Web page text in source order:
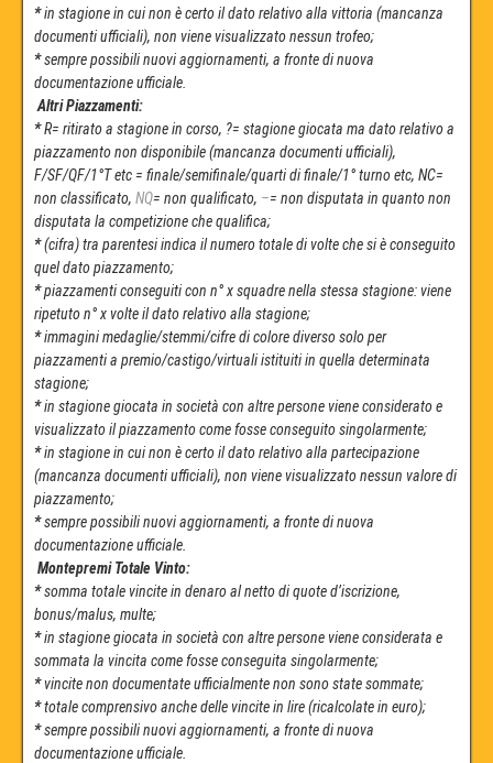
*in stagione in cui non è certo il dato relativo alla vittoria (mancanza
documenti ufficiali), non viene visualizzato nessun trofeo;
*sempre possibili nuovi aggiornamenti, a fronte di nuova
documentazione ufficiale.
Altri Piazzamenti:
*R= ritirato a stagione in corso, ?= stagione giocata ma dato relativo a
piazzamento non disponibile (mancanza documenti ufficiali),
F/SF/QF/1°T etc = finale/semifinale/quarti di finale/1° turno etc, NC=
non classificato, NQ= non qualificato, –= non disputata in quanto non
disputata la competizione che qualifica;
*(cifra) tra parentesi indica il numero totale di volte che si è conseguito
quel dato piazzamento;
*piazzamenti conseguiti con n° x squadre nella stessa stagione: viene
ripetuto n° x volte il dato relativo alla stagione;
*immagini medaglie/stemmi/cifre di colore diverso solo per
piazzamenti a premio/castigo/virtuali istituiti in quella determinata
stagione;
*in stagione giocata in società con altre persone viene considerato e
visualizzato il piazzamento come fosse conseguito singolarmente;
*in stagione in cui non è certo il dato relativo alla partecipazione
(mancanza documenti ufficiali), non viene visualizzato nessun valore di
piazzamento;
*sempre possibili nuovi aggiornamenti, a fronte di nuova
documentazione ufficiale.
Montepremi Totale Vinto:
*somma totale vincite in denaro al netto di quote d’iscrizione,
bonus/malus, multe;
*in stagione giocata in società con altre persone viene considerata e
sommata la vincita come fosse conseguita singolarmente;
*vincite non documentate ufficialmente non sono state sommate;
*totale comprensivo anche delle vincite in lire (ricalcolate in euro);
*sempre possibili nuovi aggiornamenti, a fronte di nuova
documentazione ufficiale.